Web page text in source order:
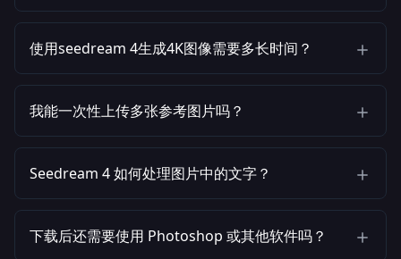
使用seedream 4生成4K图像需要多长时间？
我能一次性上传多张参考图片吗？
Seedream 4 如何处理图片中的文字？
下载后还需要使用 Photoshop 或其他软件吗？